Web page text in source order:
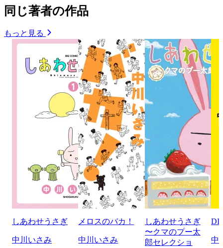
同じ著者の作品
もっと見る
しあわせうさぎ
中川いさみ
メロスのバカ！
中川いさみ
しあわせうさぎ
〜クマのプー太
郎セレクショ
中